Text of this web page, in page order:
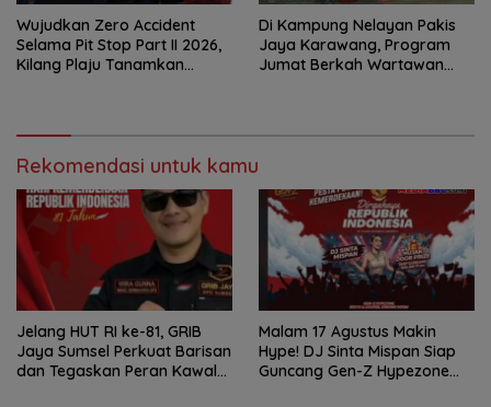
Wujudkan Zero Accident
Selama Pit Stop Part II 2026,
Kilang Plaju Tanamkan
Di Kampung Nelayan Pakis
Jaya Karawang, Program
Jumat Berkah Wartawan
Rekomendasi untuk kamu
Jelang HUT RI ke-81, GRIB
Jaya Sumsel Perkuat Barisan
dan Tegaskan Peran Kawal
Malam 17 Agustus Makin
Hype! DJ Sinta Mispan Siap
Guncang Gen-Z Hypezone